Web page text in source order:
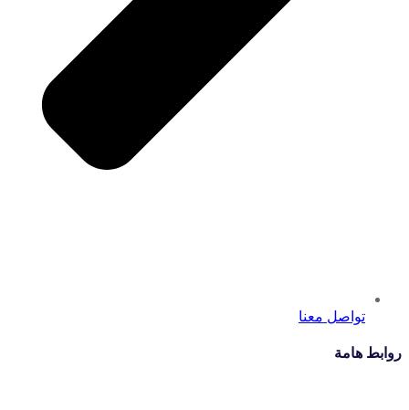
تواصل معنا
روابط هامة